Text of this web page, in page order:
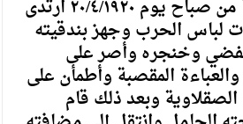
وفي الساعة الثانية من صباح يوم ٢٠/٤/١٩٢٠ ارتدى
لباس الحرب وجهز بندقيته
وخنجره وأصر على
المقصبة وأطمأن على
الصقلاوية وبعد ذلك قام